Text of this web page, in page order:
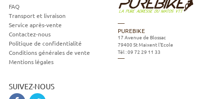
FAQ
Transport et livraison
Service après-vente
Contactez-nous
Politique de confidentialité
Conditions générales de vente
Mentions légales
SUIVEZ-NOUS
PUREBIKE
17 Avenue de Blossac
79400 St Maixent l'Ecole
Tél :09 72 29 11 33